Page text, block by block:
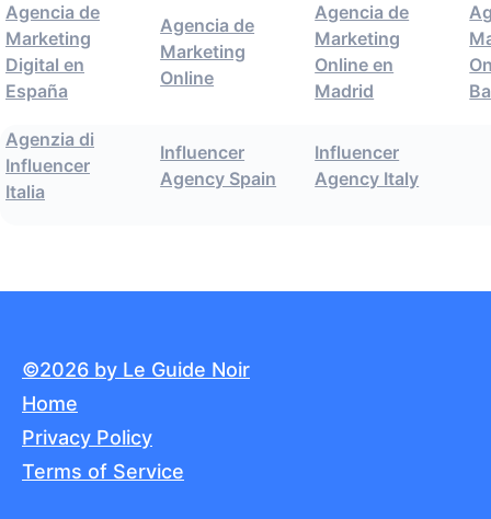
Agencia de
Marketing
Digital en
España
Agencia de
Marketing
Online
Agencia de
Marketing
Online en
Madrid
Agenzia di
Influencer
Italia
Influencer
Agency Spain
Influencer
Agency Italy
©2026 by Le Guide Noir
Home
Privacy Policy
Terms of Service